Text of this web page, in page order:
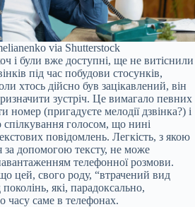
via Shutterstock
і були вже доступні, ще не витіснили
під час побудови стосунків,
хтось дійсно був зацікавлений, він
зустріч. Це вимагало певних
номер (пригадуєте мелодії дзвінка?) і
спілкування голосом, що нині
повідомлень. Легкість, з якою
за допомогою тексту, не може
телефонної розмови.
цей, свого роду, “втрачений вид
які, парадоксально,
часу саме в телефонах.